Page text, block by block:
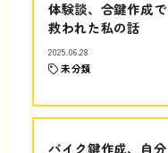
体験談、合鍵作成で
救われた私の話
2025.06.28
未分類
バイク鍵作成、自分